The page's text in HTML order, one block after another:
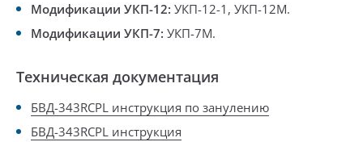
Модификации УКП-12: УКП-12-1, УКП-12М.
Модификации УКП-7: УКП-7М.
Техническая документация
БВД-343RCPL инструкция по занулению
БВД-343RCPL инструкция